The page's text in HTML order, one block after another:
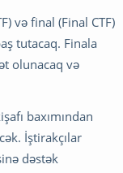
və final (Final CTF)
tutacaq. Finala
olunacaq və
baxımından
İştirakçılar
dəstək